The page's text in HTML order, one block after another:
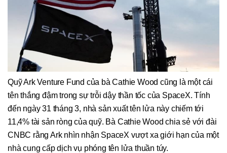
Quỹ Ark Venture Fund của bà Cathie Wood cũng là một cái
tên thắng đậm trong sự trỗi dậy thần tốc của SpaceX. Tính
đến ngày 31 tháng 3, nhà sản xuất tên lửa này chiếm tới
11,4% tài sản ròng của quỹ. Bà Cathie Wood chia sẻ với đài
CNBC rằng Ark nhìn nhận SpaceX vượt xa giới hạn của một
nhà cung cấp dịch vụ phóng tên lửa thuần túy.